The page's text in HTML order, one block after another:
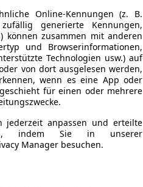
Online-Kennungen (z. B.
generierte Kennungen,
können zusammen mit anderen
und Browserinformationen,
Technologien usw.) auf
von dort ausgelesen werden,
wenn es eine App oder
für einen oder mehrere
jederzeit anpassen und erteilte
indem Sie in unserer
Manager besuchen.